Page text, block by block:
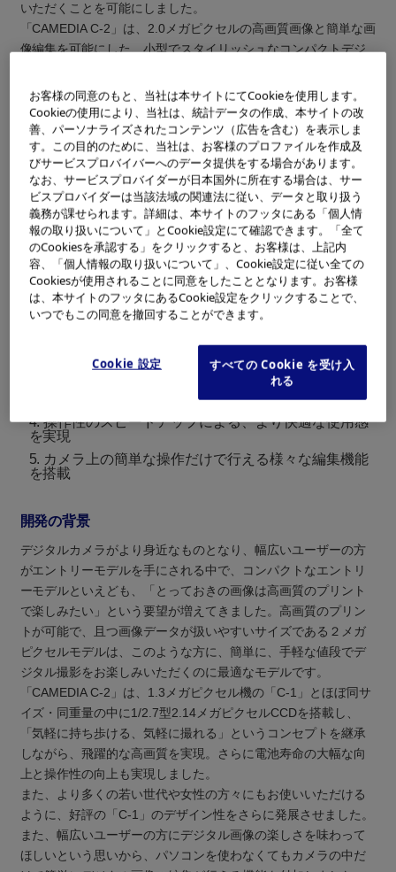
いただくことを可能にしました。
「CAMEDIA C-2」は、2.0メガピクセルの高画質画像と簡単な画
像編集を可能にした、小型でスタイリッシュなコンパクトデジ
発売の概要
製品名
メーカー希望小売価格
(税別)
発売日
デジタルカメ
ラ：
「CAMEDIA C-
2」
42,000円
2001年 9月2
8日
主な特長
1. サイズと重量はそのままに、2.0メガピクセルの高画
質を実現
「C-1」のデザイン性を継承しながら、さらに発展
させたスタイリッシュでエレガントな小型ボディ
3. 電池寿命の大幅アップによる、より安心な使用感を
4. 操作性のスピードアップによる、より快適な使用感
を実現
5. カメラ上の簡単な操作だけで行える様々な編集機能
を搭載
開発の背景
デジタルカメラがより身近なものとなり、幅広いユーザーの方
がエントリーモデルを手にされる中で、コンパクトなエントリ
ーモデルといえども、「とっておきの画像は高画質のプリント
で楽しみたい」という要望が増えてきました。高画質のプリン
トが可能で、且つ画像データが扱いやすいサイズである２メガ
ピクセルモデルは、このような方に、簡単に、手軽な値段でデ
ジタル撮影をお楽しみいただくのに最適なモデルです。
「CAMEDIA C-2」は、1.3メガピクセル機の「C-1」とほぼ同サ
イズ・同重量の中に1/2.7型2.14メガピクセルCCDを搭載し、
「気軽に持ち歩ける、気軽に撮れる」というコンセプトを継承
しながら、飛躍的な高画質を実現。さらに電池寿命の大幅な向
上と操作性の向上も実現しました。
また、より多くの若い世代や女性の方々にもお使いいただける
ように、好評の「C-1」のデザイン性をさらに発展させました。
また、幅広いユーザーの方にデジタル画像の楽しさを味わって
ほしいという思いから、パソコンを使わなくてもカメラの中だ
お客様の同意のもと、当社は本サイトにてCookieを使用します。
Cookieの使用により、当社は、統計データの作成、本サイトの改
善、パーソナライズされたコンテンツ（広告を含む）を表示しま
す。この目的のために、当社は、お客様のプロファイルを作成及
びサービスプロバイバーへのデータ提供をする場合があります。
なお、サービスプロバイダーが日本国外に所在する場合は、サー
ビスプロバイダーは当該法域の関連法に従い、データと取り扱う
義務が課せられます。詳細は、本サイトのフッタにある「個人情
報の取り扱いについて」とCookie設定にて確認できます。「全て
のCookiesを承認する」をクリックすると、お客様は、上記内
容、「個人情報の取り扱いについて」、Cookie設定に従い全ての
Cookiesが使用されることに同意をしたこととなります。お客様
は、本サイトのフッタにあるCookie設定をクリックすることで、
いつでもこの同意を撤回することができます。
Cookie 設定
すべての Cookie を受け入
れる